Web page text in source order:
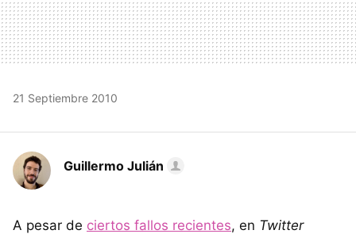
21 Septiembre 2010
Guillermo Julián
A pesar de ciertos fallos recientes, en Twitter